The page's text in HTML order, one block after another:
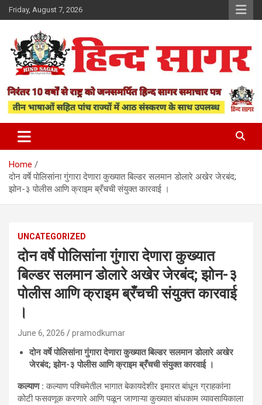
Skip
to
Friday, August 7, 2026
Hind Sagar
Home
दोन वर्षे पोलिसांना गुंगारा देणारा कुख्यात बिल्डर सलमान डोलारे अखेर जेरबंद;
झोन-३ पोलीस आणि क्राइम ब्रँचची संयुक्त कारवाई ।
UNCATEGORIZED
दोन वर्षे पोलिसांना गुंगारा देणारा कुख्यात
बिल्डर सलमान डोलारे अखेर जेरबंद; झोन-३
पोलीस आणि क्राइम ब्रँचची संयुक्त कारवाई
।
June 6, 2026 pramodkumar
दोन वर्षे पोलिसांना गुंगारा देणारा कुख्यात बिल्डर सलमान डोलारे अखेर
जेरबंद; झोन-३ पोलीस आणि क्राइम ब्रँचची संयुक्त कारवाई ।
कल्याण : कल्याण पश्चिमेतील भागात बेकायदेशीर इमारत बांधून ग्राहकांना
कोटी फसवणूक करणारे आणि पळून जाणाऱ्या कुख्यात बांधकाम व्यावसायिकाला